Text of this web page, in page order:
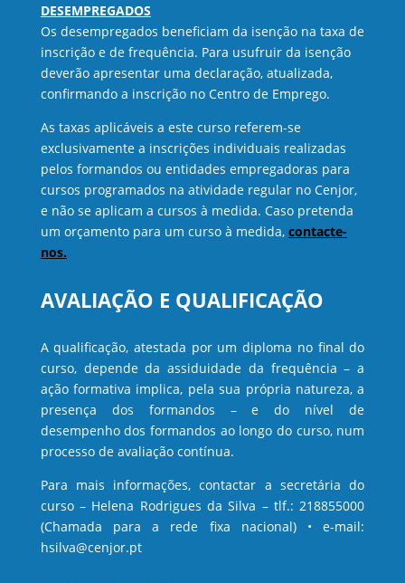
DESEMPREGADOS
Os desempregados beneficiam da isenção na taxa de
inscrição e de frequência. Para usufruir da isenção
deverão apresentar uma declaração, atualizada,
confirmando a inscrição no Centro de Emprego.
As taxas aplicáveis a este curso referem-se
exclusivamente a inscrições individuais realizadas
pelos formandos ou entidades empregadoras para
cursos programados na atividade regular no Cenjor,
e não se aplicam a cursos à medida. Caso pretenda
um orçamento para um curso à medida, contacte-
nos.
AVALIAÇÃO E QUALIFICAÇÃO
A qualificação, atestada por um diploma no final do
curso, depende da assiduidade da frequência – a
ação formativa implica, pela sua própria natureza, a
presença dos formandos – e do nível de
desempenho dos formandos ao longo do curso, num
processo de avaliação contínua.
Para mais informações, contactar a secretária do
curso – Helena Rodrigues da Silva – tlf.: 218855000
(Chamada para a rede fixa nacional) • e-mail:
hsilva@cenjor.pt